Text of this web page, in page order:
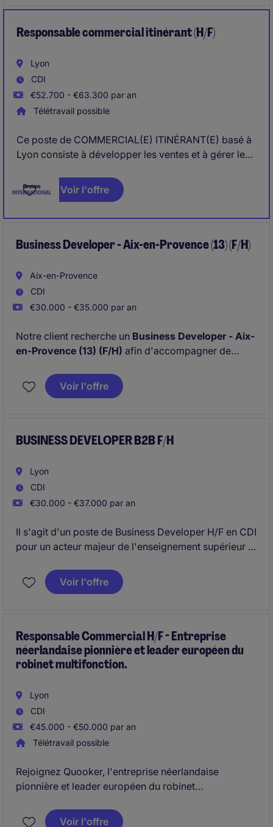
Commercial(e) H/F contribue à la transformation
Responsable commercial itinérant (H/F)
Lyon
CDI
€52.700 - €63.300 par an
Télétravail possible
Ce poste de COMMERCIAL(E) ITINÉRANT(E) basé à
Lyon consiste à développer les ventes et à gérer les
responsable de l'identification des opportunités de
marché et de la mise en œuvre de stratégies pour
Voir l'offre
Business Developer - Aix-en-Provence (13) (F/H)
Aix-en-Provence
CDI
€30.000 - €35.000 par an
Notre client recherche un Business Developer - Aix-
en-Provence (13) (F/H) afin d'accompagner de
financement et de projets de recherche et
développement, d'investissement et de
Voir l'offre
BUSINESS DEVELOPER B2B F/H
Lyon
CDI
€30.000 - €37.000 par an
Il s'agit d'un poste de Business Developer H/F en CDI
pour un acteur majeur de l'enseignement supérieur à
Voir l'offre
Responsable Commercial H/F - Entreprise
néerlandaise pionnière et leader européen du
robinet multifonction.
Lyon
CDI
€45.000 - €50.000 par an
Télétravail possible
Rejoignez Quooker, l'entreprise néerlandaise
pionnière et leader européen du robinet
Voir l'offre